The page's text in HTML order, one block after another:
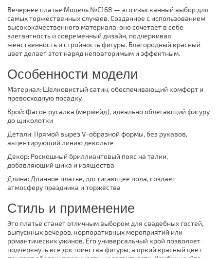
Вечернее платье Модель №C168 — это изысканный выбор для
самых торжественных случаев. Созданное с использованием
высококачественного материала, оно сочетает в себе
элегантность и современный дизайн, подчеркивая
женственность и стройность фигуры. Благородный красный
цвет делает этот наряд неповторимым и эффектным.
Особенности модели
Материал: Шелковистый сатин, обеспечивающий комфорт и
превосходную посадку
Крой: Фасон русалка (мермейд), идеально облегающий фигуру
до щиколотки
Детали: Прямой вырез V-образной формы, без рукавов,
акцентирующий линию декольте
Декор: Роскошный бриллиантовый пояс на талии,
добавляющий шика и изящества
Длина: Длинное платье, достигающее пола, создает
атмосферу праздника и торжества
Стиль и применение
Это платье станет отличным выбором для свадебных гостей,
выпускных вечеров, корпоративных мероприятий или
романтических ужинов. Его универсальный крой позволяет
подчеркнуть все достоинства фигуры, а яркий красный цвет